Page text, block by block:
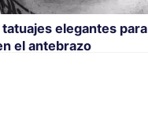
elegantes para
el antebrazo